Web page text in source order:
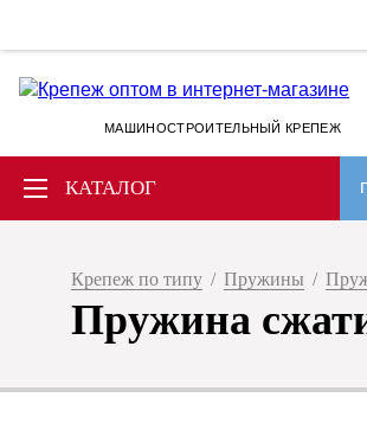
МАШИНОСТРОИТЕЛЬНЫЙ КРЕПЕЖ
КАТАЛОГ
Крепеж по типу / Пружины /
Пружина